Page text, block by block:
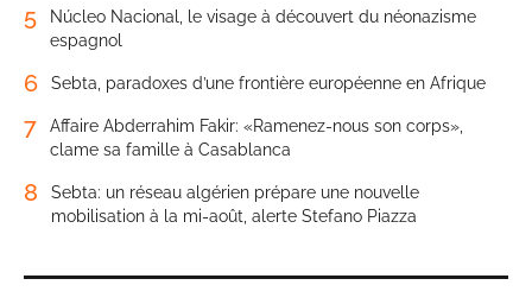
5
Núcleo Nacional, le visage à découvert du néonazisme
espagnol
6 Sebta, paradoxes d’une frontière européenne en Afrique
7
Affaire Abderrahim Fakir: «Ramenez-nous son corps»,
clame sa famille à Casablanca
8
Sebta: un réseau algérien prépare une nouvelle
mobilisation à la mi-août, alerte Stefano Piazza